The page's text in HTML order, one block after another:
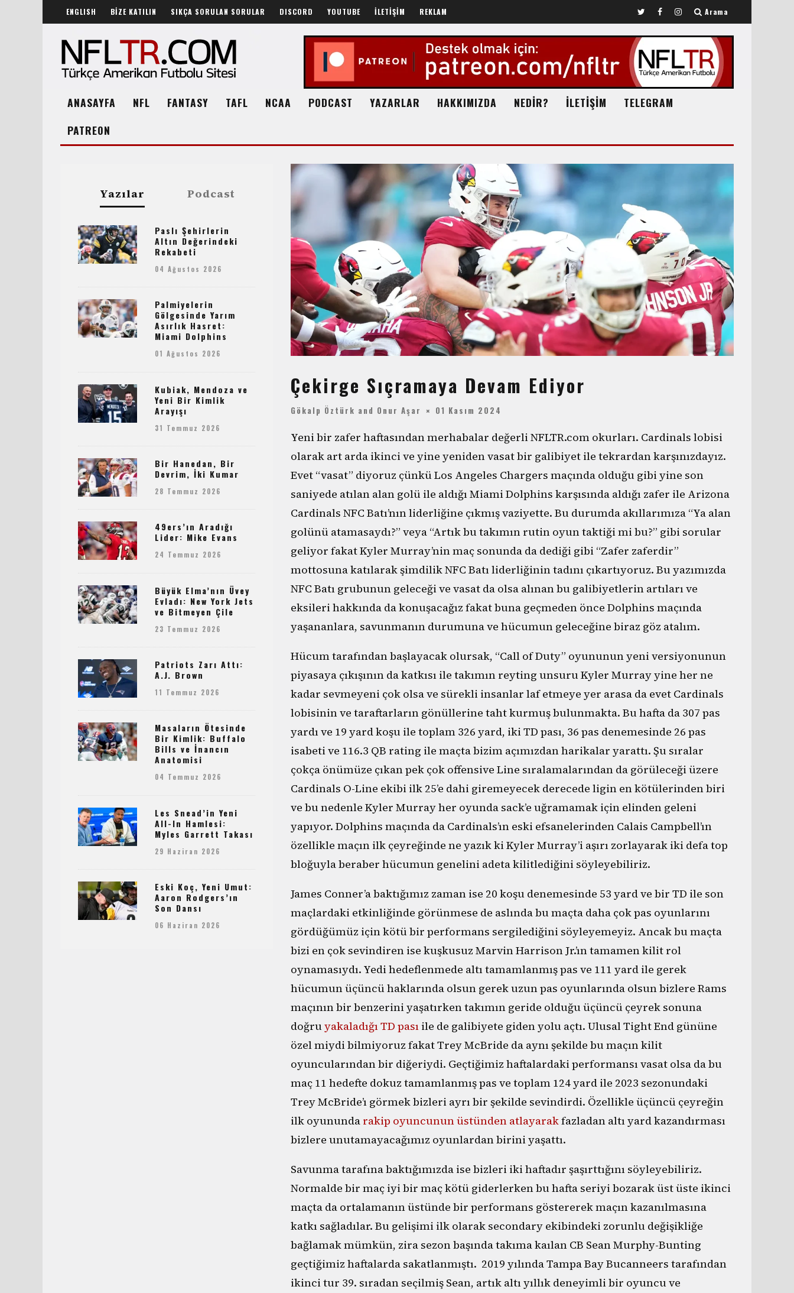
ENGLISH BİZE KATILIN SIKÇA SORULAN SORULAR DISCORD YOUTUBE İLETİŞİM REKLAM Arama
ANASAYFA NFL FANTASY TAFL NCAA PODCAST YAZARLAR HAKKIMIZDA NEDİR? İLETİŞİM
TELEGRAM
PATREON
Çekirge Sıçramaya Devam Ediyor
Gökalp Öztürk and Onur Aşar 01 Kasım 2024
Yeni bir zafer haftasından merhabalar değerli NFLTR.com okurları. Cardinals lobisi
olarak art arda ikinci ve yine yeniden vasat bir galibiyet ile tekrardan karşınızdayız.
Evet “vasat” diyoruz çünkü Los Angeles Chargers maçında olduğu gibi yine son
saniyede atılan alan golü ile aldığı Miami Dolphins karşısında aldığı zafer ile Arizona
Cardinals NFC Batı’nın liderliğine çıkmış vaziyette. Bu durumda akıllarımıza “Ya alan
golünü atamasaydı?” veya “Artık bu takımın rutin oyun taktiği mi bu?” gibi sorular
geliyor fakat Kyler Murray’nin maç sonunda da dediği gibi “Zafer zaferdir”
mottosuna katılarak şimdilik NFC Batı liderliğinin tadını çıkartıyoruz. Bu yazımızda
NFC Batı grubunun geleceği ve vasat da olsa alınan bu galibiyetlerin artıları ve
eksileri hakkında da konuşacağız fakat buna geçmeden önce Dolphins maçında
yaşananlara, savunmanın durumuna ve hücumun geleceğine biraz göz atalım.
Hücum tarafından başlayacak olursak, “Call of Duty” oyununun yeni versiyonunun
piyasaya çıkışının da katkısı ile takımın reyting unsuru Kyler Murray yine her ne
kadar sevmeyeni çok olsa ve sürekli insanlar laf etmeye yer arasa da evet Cardinals
lobisinin ve taraftarların gönüllerine taht kurmuş bulunmakta. Bu hafta da 307 pas
yardı ve 19 yard koşu ile toplam 326 yard, iki TD pası, 36 pas denemesinde 26 pas
isabeti ve 116.3 QB rating ile maçta bizim açımızdan harikalar yarattı. Şu sıralar
çokça önümüze çıkan pek çok offensive Line sıralamalarından da görüleceği üzere
Cardinals O-Line ekibi ilk 25’e dahi giremeyecek derecede ligin en kötülerinden biri
ve bu nedenle Kyler Murray her oyunda sack’e uğramamak için elinden geleni
yapıyor. Dolphins maçında da Cardinals’ın eski efsanelerinden Calais Campbell’ın
özellikle maçın ilk çeyreğinde ne yazık ki Kyler Murray’i aşırı zorlayarak iki defa top
bloğuyla beraber hücumun genelini adeta kilitlediğini söyleyebiliriz.
James Conner’a baktığımız zaman ise 20 koşu denemesinde 53 yard ve bir TD ile son
maçlardaki etkinliğinde görünmese de aslında bu maçta daha çok pas oyunlarını
gördüğümüz için kötü bir performans sergilediğini söyleyemeyiz. Ancak bu maçta
bizi en çok sevindiren ise kuşkusuz Marvin Harrison Jr.’ın tamamen kilit rol
oynamasıydı. Yedi hedeflenmede altı tamamlanmış pas ve 111 yard ile gerek
hücumun üçüncü haklarında olsun gerek uzun pas oyunlarında olsun bizlere Rams
maçının bir benzerini yaşatırken takımın geride olduğu üçüncü çeyrek sonuna
doğruyakaladığı TD pası ile de galibiyete giden yolu açtı. Ulusal Tight End gününe
özel miydi bilmiyoruz fakat Trey McBride da aynı şekilde bu maçın kilit
oyuncularından bir diğeriydi. Geçtiğimiz haftalardaki performansı vasat olsa da bu
maç 11 hedefte dokuz tamamlanmış pas ve toplam 124 yard ile 2023 sezonundaki
Trey McBride’ı görmek bizleri ayrı bir şekilde sevindirdi. Özellikle üçüncü çeyreğin
ilk oyununda rakip oyuncunun üstünden atlayarakfazladan altı yard kazandırması
bizlere unutamayacağımız oyunlardan birini yaşattı.
Savunma tarafına baktığımızda ise bizleri iki haftadır şaşırttığını söyleyebiliriz.
Normalde bir maç iyi bir maç kötü giderlerken bu hafta seriyi bozarak üst üste ikinci
maçta da ortalamanın üstünde bir performans göstererek maçın kazanılmasına
katkı sağladılar. Bu gelişimi ilk olarak secondary ekibindeki zorunlu değişikliğe
bağlamak mümkün, zira sezon başında takıma kaılan CB Sean Murphy-Bunting
geçtiğimiz haftalarda sakatlanmıştı. 2019 yılında Tampa Bay Bucanneers tarafından
ikinci tur 39. sıradan seçilmiş Sean, artık altı yıllık deneyimli bir oyuncu ve
Yazılar Podcast
Paslı Şehirlerin
Altın Değerindeki
Rekabeti
04 Ağustos 2026
Palmiyelerin
Gölgesinde Yarım
Asırlık Hasret:
Miami Dolphins
01 Ağustos 2026
Kubiak, Mendoza ve
Yeni Bir Kimlik
Arayışı
31 Temmuz 2026
Bir Hanedan, Bir
Devrim, İki Kumar
28 Temmuz 2026
49ers’ın Aradığı
Lider: Mike Evans
24 Temmuz 2026
Büyük Elma’nın Üvey
Evladı: New York Jets
ve Bitmeyen Çile
23 Temmuz 2026
Patriots Zarı Attı:
A.J. Brown
11 Temmuz 2026
Masaların Ötesinde
Bir Kimlik: Buffalo
Bills ve İnancın
Anatomisi
04 Temmuz 2026
Les Snead’in Yeni
All-In Hamlesi:
Myles Garrett Takası
29 Haziran 2026
Eski Koç, Yeni Umut:
Aaron Rodgers’ın
Son Dansı
06 Haziran 2026